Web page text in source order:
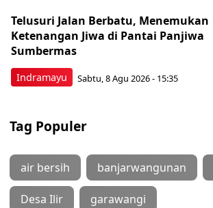
Indramayu
Telusuri Jalan Berbatu, Menemukan
Ketenangan Jiwa di Pantai Panjiwa
Sumbermas
Sabtu, 8 Agu 2026 - 15:35
Tag Populer
air bersih banjarwangunan
Desa Ilir garawangi